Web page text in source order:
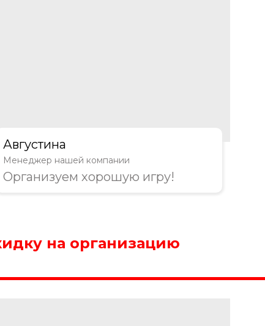
Августина
Организуем хорошую игру!
Менеджер нашей компании
на организацию